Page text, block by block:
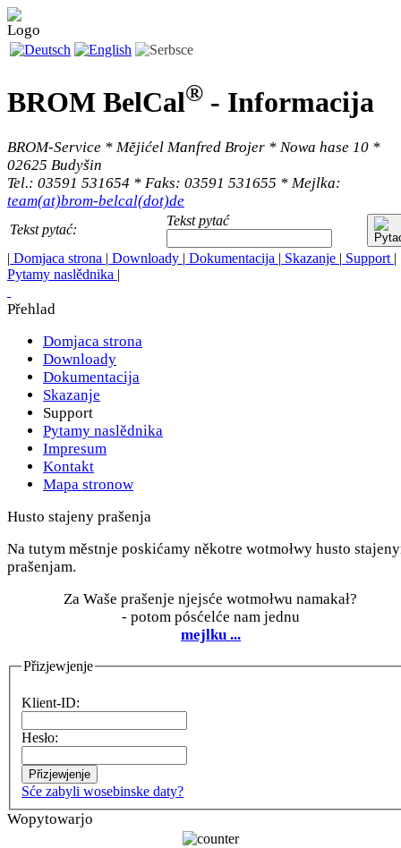
BROM BelCal® - Informacija
BROM-Service * Mĕjićel Manfred Brojer * Nowa hase 10 *
02625 Budyšin
Tel.: 03591 531654 * Faks: 03591 531655 * Mejlka:
team(at)brom-belcal(dot)de
Tekst pytać:
Tekst pytać
| Domjaca strona | Downloady | Dokumentacija | Skazanje | Support |
Pytamy naslědnika |
Přehlad
Domjaca strona
Downloady
Dokumentacija
Skazanje
Support
Pytamy naslědnika
Impresum
Kontakt
Mapa stronow
Husto stajeny prašenja
Na tutym městnje poskićamy někotre wotmołwy husto
prašenjam.
Za Waše prašenje njejsće wotmołwu namakał?
- potom pósćelće nam jednu
mejlku ...
Přizjewjenje
Klient-ID:
Hesło:
Sće zabyli wosebinske daty?
Wopytowarjo